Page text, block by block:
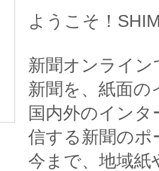
ようこそ！
新聞オンライ
新聞を、紙面
国内外のイン
信する新聞の
今まで、地域紙